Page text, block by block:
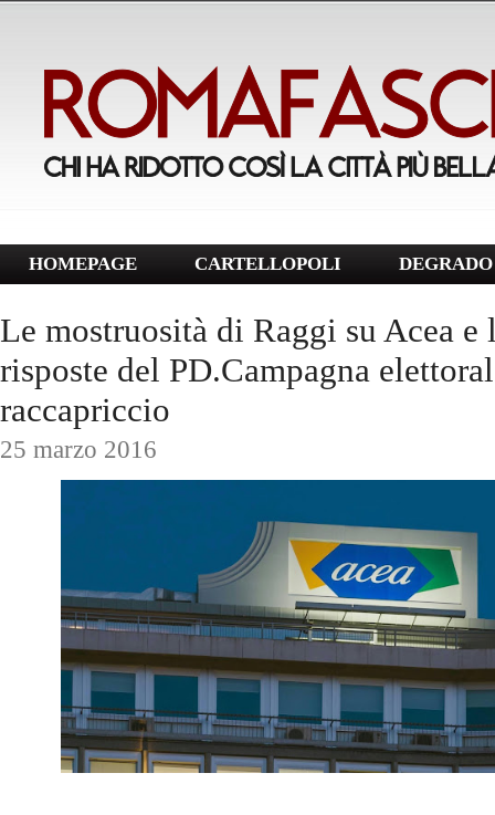
HOMEPAGE CARTELLOPOLI
Le mostruosità di Raggi su Acea e
risposte del PD.Campagna
raccapriccio
25 marzo 2016